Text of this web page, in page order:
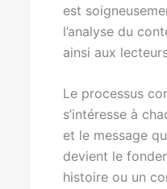
est
l’analyse du
ainsi aux
Le processus
s’intéresse à
et le message
devient le
histoire ou un